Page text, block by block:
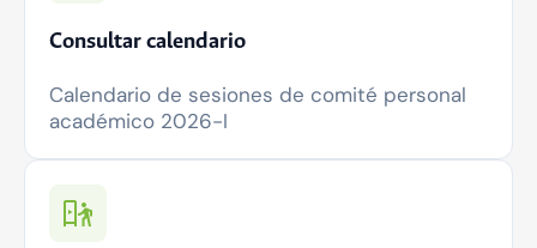
Consultar calendario
Calendario de sesiones de comité personal
académico 2026-I